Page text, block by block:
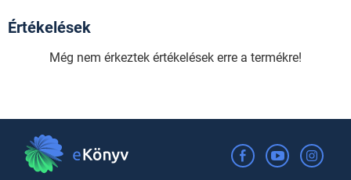
Értékelések
Még nem érkeztek értékelések erre a termékre!